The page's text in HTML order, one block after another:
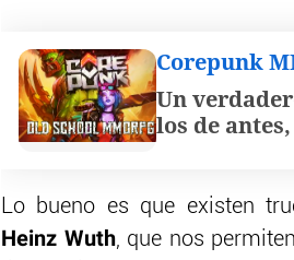
Corepunk
Un
los de
Lo bueno es que existen
Heinz Wuth, que nos